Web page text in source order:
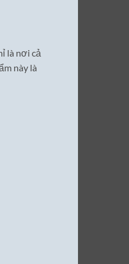
là nơi cả
này là